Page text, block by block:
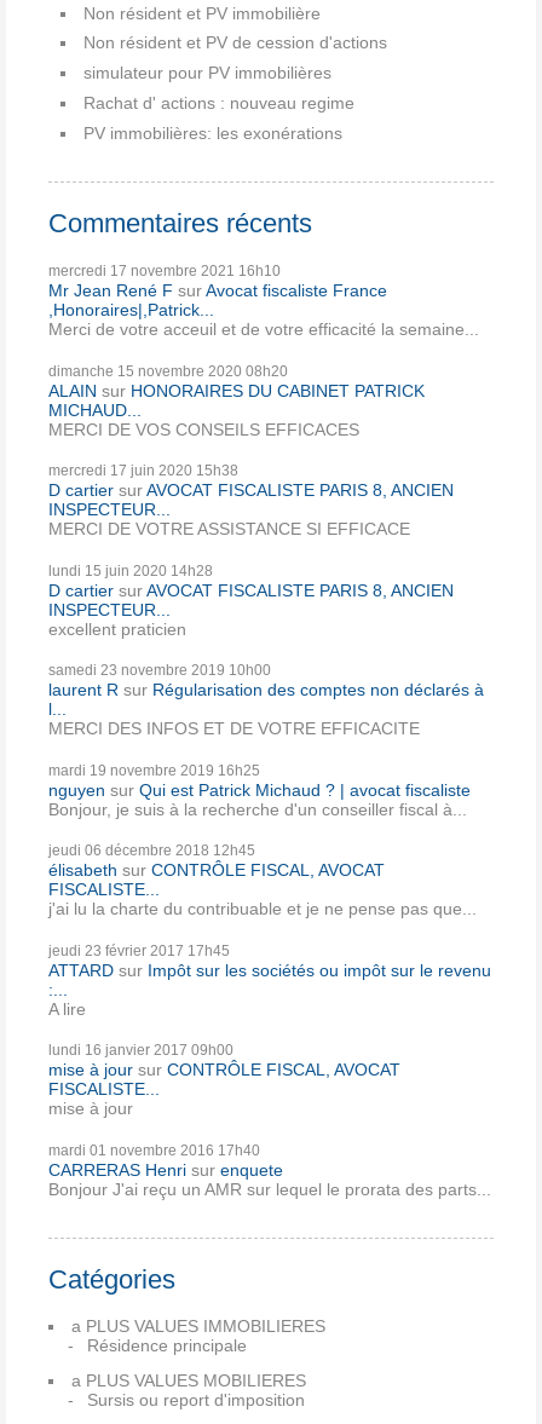
Non résident et PV immobilière
Non résident et PV de cession d'actions
simulateur pour PV immobilières
Rachat d' actions : nouveau regime
PV immobilières: les exonérations
Commentaires récents
mercredi 17 novembre 2021 16h10
Mr Jean René F surAvocat fiscaliste France
,Honoraires|,Patrick...
Merci de votre acceuil et de votre efficacité la semaine...
dimanche 15 novembre 2020 08h20
ALAIN sur HONORAIRES DU CABINET PATRICK
MICHAUD...
MERCI DE VOS CONSEILS EFFICACES
mercredi 17 juin 2020 15h38
D cartier surAVOCAT FISCALISTE PARIS 8, ANCIEN
INSPECTEUR...
MERCI DE VOTRE ASSISTANCE SI EFFICACE
lundi 15 juin 2020 14h28
D cartier surAVOCAT FISCALISTE PARIS 8, ANCIEN
INSPECTEUR...
excellent praticien
samedi 23 novembre 2019 10h00
laurent R sur Régularisation des comptes non déclarés à
l...
MERCI DES INFOS ET DE VOTRE EFFICACITE
mardi 19 novembre 2019 16h25
nguyen sur Qui est Patrick Michaud ? | avocat fiscaliste
Bonjour, je suis à la recherche d'un conseiller fiscal à...
jeudi 06 décembre 2018 12h45
élisabeth sur CONTRÔLE FISCAL, AVOCAT
FISCALISTE...
j'ai lu la charte du contribuable et je ne pense pas que...
jeudi 23 février 2017 17h45
ATTARD sur Impôt sur les sociétés ou impôt sur le revenu
:...
A lire
lundi 16 janvier 2017 09h00
mise à jour sur CONTRÔLE FISCAL, AVOCAT
FISCALISTE...
mise à jour
mardi 01 novembre 2016 17h40
CARRERAS Henri sur enquete
Bonjour J'ai reçu un AMR sur lequel le prorata des parts...
Catégories
a PLUS VALUES IMMOBILIERES
Résidence principale
a PLUS VALUES MOBILIERES
Sursis ou report d'imposition